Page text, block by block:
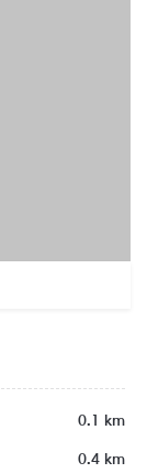
0.1 km
0.4 km